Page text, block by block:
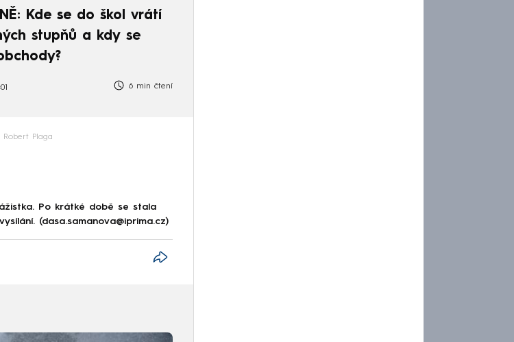
Kde se do škol vrátí
stupňů a kdy se
6 min čtení
Robert Plaga
Po krátké době se stala
(dasa.samanova@iprima.cz)